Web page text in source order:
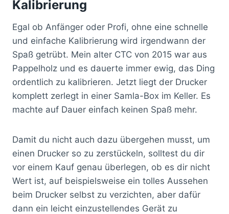
Kalibrierung
Egal ob Anfänger oder Profi, ohne eine schnelle
und einfache Kalibrierung wird irgendwann der
Spaß getrübt. Mein alter CTC von 2015 war aus
Pappelholz und es dauerte immer ewig, das Ding
ordentlich zu kalibrieren. Jetzt liegt der Drucker
komplett zerlegt in einer Samla-Box im Keller. Es
machte auf Dauer einfach keinen Spaß mehr.
Damit du nicht auch dazu übergehen musst, um
einen Drucker so zu zerstückeln, solltest du dir
vor einem Kauf genau überlegen, ob es dir nicht
Wert ist, auf beispielsweise ein tolles Aussehen
beim Drucker selbst zu verzichten, aber dafür
dann ein leicht einzustellendes Gerät zu